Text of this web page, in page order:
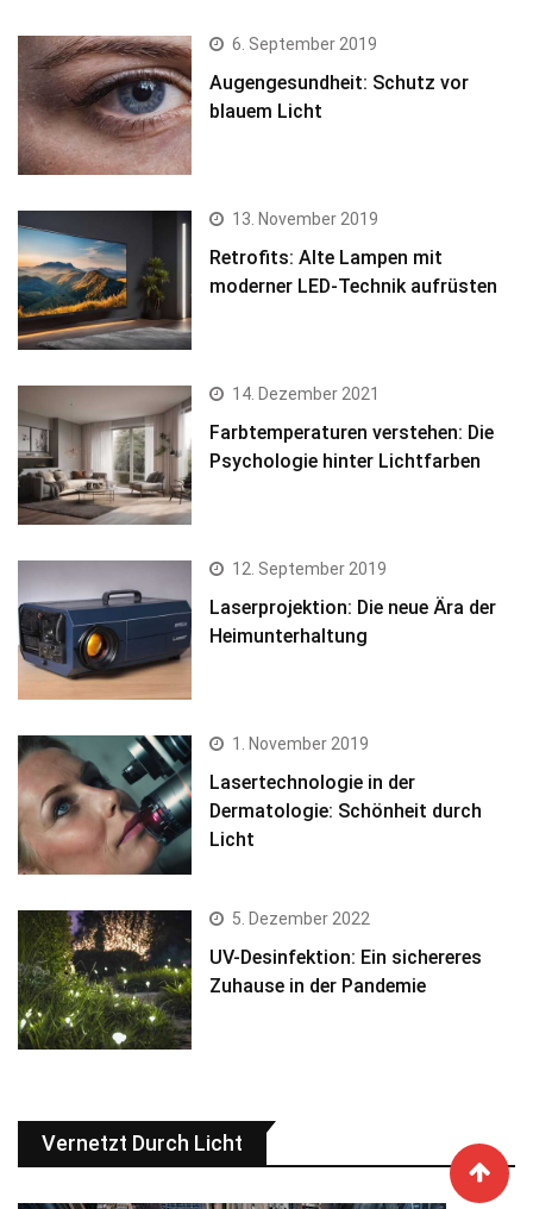
6. September 2019
Augengesundheit: Schutz vor
blauem Licht
13. November 2019
Retrofits: Alte Lampen mit
moderner LED-Technik aufrüsten
14. Dezember 2021
Farbtemperaturen verstehen: Die
Psychologie hinter Lichtfarben
12. September 2019
Laserprojektion: Die neue Ära der
Heimunterhaltung
1. November 2019
Lasertechnologie in der
Dermatologie: Schönheit durch
Licht
5. Dezember 2022
UV-Desinfektion: Ein sichereres
Zuhause in der Pandemie
Vernetzt Durch Licht